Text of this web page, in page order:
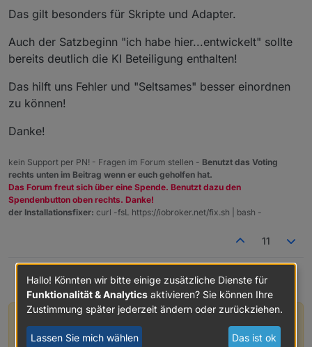
Das gilt besonders für Skripte und Adapter.
Auch der Satzbeginn "ich habe hier...entwickelt" sollte
bereits deutlich die KI Beteiligung enthalten!
Das hilft uns Fehler und "Seltsames" besser einordnen
zu können!
Danke!
kein Support per PN! - Fragen im Forum stellen - Benutzt das Voting
rechts unten im Beitrag wenn er euch geholfen hat.
Das Forum freut sich über eine Spende. Benutzt dazu den
Spendenbutton oben rechts. Danke!
der Installationsfixer: curl -fsL https://iobroker.net/fix.sh | bash -
11
interessiert zu sein, hast aber noch kein
Hallo! Könnten wir bitte einige zusätzliche Dienste für
Funktionalität & Analytics aktivieren? Sie können Ihre
Zustimmung später jederzeit ändern oder zurückziehen.
Lassen Sie mich wählen Das ist ok